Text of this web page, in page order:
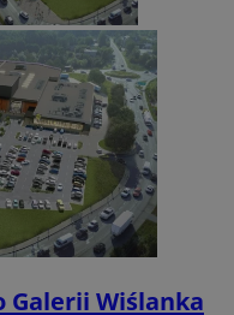
Galerii Wiślanka